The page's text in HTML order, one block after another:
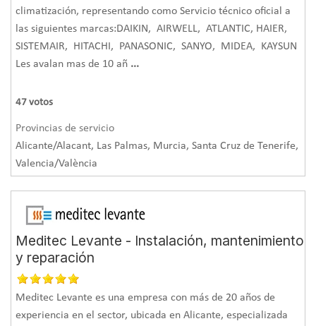
climatización, representando como Servicio técnico oficial a
las siguientes marcas:DAIKIN, AIRWELL, ATLANTIC, HAIER,
SISTEMAIR, HITACHI, PANASONIC, SANYO, MIDEA, KAYSUN
Les avalan mas de 10 añ ...
47 votos
Provincias de servicio
Alicante/Alacant, Las Palmas, Murcia, Santa Cruz de Tenerife,
Valencia/València
Meditec Levante - Instalación, mantenimiento
y reparación
Meditec Levante es una empresa con más de 20 años de
experiencia en el sector, ubicada en Alicante, especializada